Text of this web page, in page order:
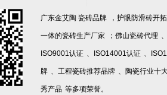
广东金艾陶 瓷砖品牌 ，护眼防滑砖开
一体的瓷砖生产厂家 ； 佛山瓷砖代理 、
ISO9001认证 、 ISO14001认证 、
牌 、 工程瓷砖推荐品牌 、 陶瓷行业十
秀产品 等多项荣誉。